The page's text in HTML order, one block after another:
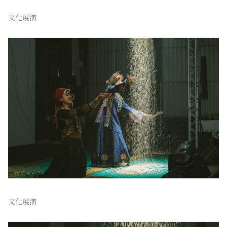
文化展演
文化展演